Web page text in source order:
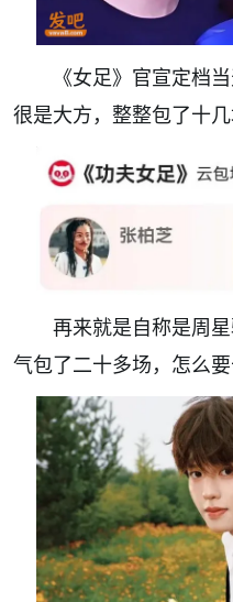
《女足》官宣定档
很是大方，整整包了十几
再来就是自称是周
气包了二十多场，怎么要